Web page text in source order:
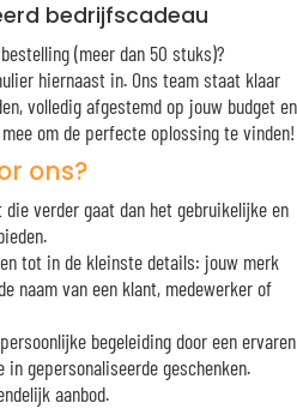
bedrijfscadeau
(meer dan 50 stuks)?
hiernaast in. Ons team staat klaar
volledig afgestemd op jouw budget en
om de perfecte oplossing te vinden!
ons?
verder gaat dan het gebruikelijke en
tot in de kleinste details: jouw merk
naam van een klant, medewerker of
begeleiding door een ervaren
gepersonaliseerde geschenken.
aanbod.